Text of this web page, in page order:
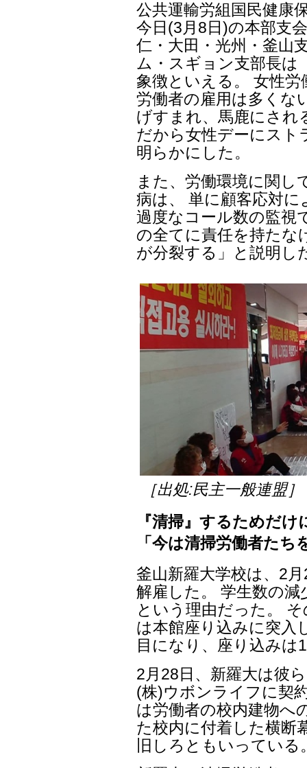
公共運輸労組国民健康
今日(3月8日)の本部支
仁・大田・光州・釜山
ム・スギョン支部長は
象徴といえる。 女性
労働者の雇用は多くな
げすまれ、馬鹿にされ
だから女性デーにス
明らかにした。
また、労働環境に関し
病は、 単に顧客応対
過度なコール数の監視
の全てに責任を持たな
が分裂する」と説明し
［出処:民主一般連盟］
『清掃』するためだ
「今は清掃労働者た
釜山新羅大学校は、2
解雇した。 学生数の
という理由だった。
は本館座り込みに突入
目になり、座り込みは
2月28日、新羅大は彼
(株)ウボンライフに契
は労働者の校内建物へ
た校内に付着した横断
旧しろともいっている